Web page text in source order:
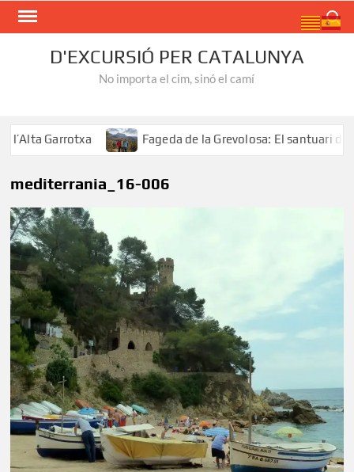
Skip
D'EXCURSIÓ PER CATALUNYA
No importa el cim, sinó el camí
Garrotxa Fageda de la Grevolosa: El santuari dels
mediterrania_16-006